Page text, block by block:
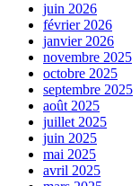
juin 2026
février 2026
janvier 2026
novembre 2025
octobre 2025
septembre 2025
août 2025
juillet 2025
juin 2025
mai 2025
avril 2025